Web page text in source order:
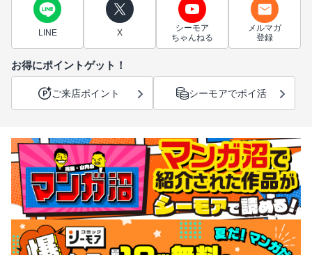
LINE X
シーモア
ちゃんねる
メルマガ
登録
お得にポイントゲット！
ご来店ポイント シーモアでポイ活